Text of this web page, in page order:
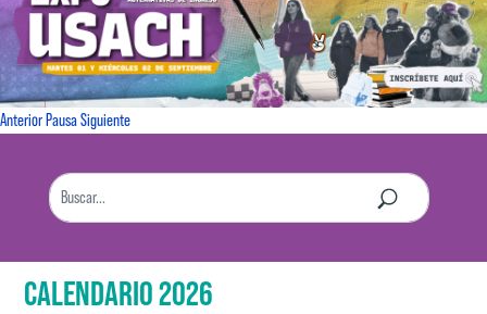
AnteriorPausaSiguiente
CALENDARIO 2026